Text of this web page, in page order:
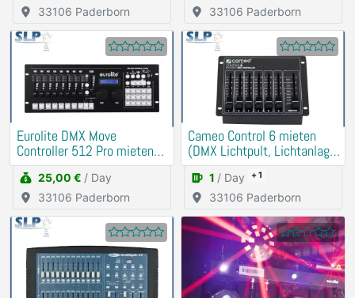
33106 Paderborn
33106 Paderborn
Eurolite DMX Move
Controller 512 Pro mieten
(Lichtpult)
25,00 € / Day
33106 Paderborn
Cameo Control 6 mieten
(DMX Lichtpult, Lichtanlage,
Party)
1 / Day + 1
33106 Paderborn